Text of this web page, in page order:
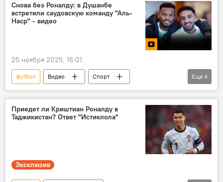
Таджикистан
ФК "Истиклол"
Снова без Роналду: в Душанбе
встретили саудовскую команду "Аль-
Наср" - видео
25 ноября 2025, 16:01
футбол Видео
Спорт
Таджикистан: свежие новости спорта
Новости Душанбе
ФК "Истиклол"
Еще 4
Приедет ли Криштиан Роналду в
Таджикистан? Ответ "Истиклола"
Эксклюзив